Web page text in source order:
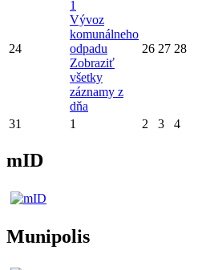
24
1
Vývoz
komunálneho
odpadu
Zobraziť
všetky
záznamy z
dňa
26 27 28
31 1 2 3 4
mID
Munipolis